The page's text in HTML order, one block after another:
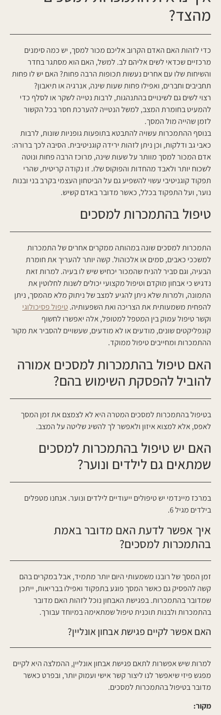
מהצד?
כדי לזהות האם האדם הקרוב אליכם מכור למסך, יש כמה סימנים
מרכזיים שכדאי לשים אליהם לב. למשל, האם הוא מסתגר בחדר
והשיחות שלו עם אחרים נעשות תכופות הרבה פחות? האם יש לו פחות
תחביבים וחברים, ואפילו פחות שעות שינה, אנרגיה או תיאבון?
רצוי לשים גם לשינויים בהתנהגות, לרבות נטייה לשקר או לסלף כדי
להמעיט בחומרת המצב, למשל הנטייה להערכת חסר בכל הקשור
לזמן שהייה מול המסך.
בנוסף ההתמכרות עשויה להתבטא בתופעות גופניות שונות, לרבות
כאבי גב ודלקות, וכן ניתן לזהות ירידה קוגניטיבית. הסיבה לכך ברורה:
אדם המכור למסך מוותר על שעות שינה, מרוכז הרבה פחות ונוטה
לשכוח יותר ולאבד מהחדות והפוקוס שלו. זו נקודה קריטית, שהרי
תפקוד קוגניטיבי עשוי להשפיע גם על הביטחון העצמי בקרב בני ובנות
נוער, ועל התפקוד בכלל, כאשר מדובר באדם קשיש.
טיפול בהתמכרות למסכים
התמכרות למסכים שונה במהותה ממקרים אחרים של התמכרות
למשככי כאבים, סמים או אלכוהול. קשה יותר להעריך את חומרת
הבעיה, וגם סביר להניח שהמכור יכחיש שיש לו בעיה. למרות זאת
נדגיש כי אבחון מוקדם וטיפול מקצועי יכולים לשנות לחלוטין את
התמונה, ולמרות שלא ניתן להגיע למצב של ניתוק מלא מהמסך, ניתן
להפחית משמעותית את הצריכה ואת השפעותיה. טיפול פסיכולוגי
וקשר טיפול עמוק בין המטפל למטופל, אלה יאפשרו לחשוף
קונפליקטים שונים, מודעים או לא מודעים, שעשויים להסביר את מקור
ההתמכרות ומחייבים טיפול ממוקד.
האם טיפול בהתמכרות למסכים אמורה
להוביל להפסקת השימוש בהם?
בטיפול בהתמכרות למסכים המטרה היא לא לצמצם את זמן המסך
לאפס, אלא למצוא איזון ולאפשר לך להשיג שליטה על המצב.
האם יש טיפול בהתמכרות למסכים
שמתאים גם לילדים ונוער?
במרכז מיינדמי יש טיפולים ייעודיים לילדים ונוער. אנחנו מטפלים
בילדים מגיל 6.
איך אפשר לדעת האם מדובר באמת
בהתמכרות למסכים?
זמן המסך של רובנו משמעותי היום יותר מתמיד, אבל במקרים בהם
קשה להפסיק גם כאשר המסך פוגע בתפקוד ואפילו בבריאות, ייתכן
שמדובר בהתמכרות. בפגישת האבחון נוכל לזהות האם מדובר
בהתמכרות ולבנות תוכנית טיפול שמתאימה במיוחד עבורך.
האם אפשר לקיים פגישת אבחון אונליין?
למרות שיש אפשרות לתאם פגישת אבחון אונליין, ההמלצה היא לקיים
מפגש פיזי שיאפשר לנו ליצור קשר אישי ועמוק יותר, ובפרט כאשר
מדובר בטיפול בהתמכרות למסכים.
מקור: